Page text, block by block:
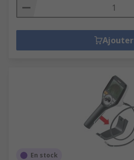
Ajouter
En stock